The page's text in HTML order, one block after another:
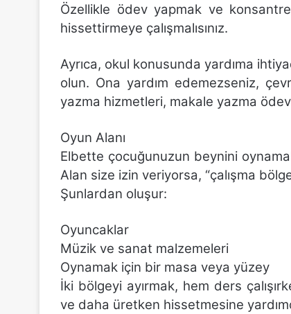
Özellikle ödev yapmak ve
hissettirmeye çalışmalısınız.
Ayrıca, okul konusunda yardıma
olun. Ona yardım edemezseniz,
yazma hizmetleri, makale yazma
Oyun Alanı
Elbette çocuğunuzun beynini
Alan size izin veriyorsa, “çalışma
Şunlardan oluşur:
Oyuncaklar
Müzik ve sanat malzemeleri
Oynamak için bir masa veya yüzey
İki bölgeyi ayırmak, hem ders
ve daha üretken hissetmesine